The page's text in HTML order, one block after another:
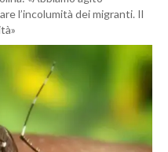
l’incolumità dei migranti. Il